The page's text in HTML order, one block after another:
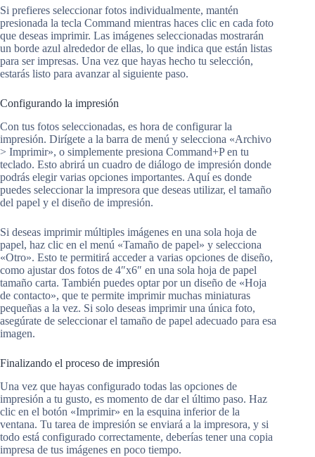
Si prefieres seleccionar fotos individualmente, mantén
presionada la tecla Command mientras haces clic en cada foto
que deseas imprimir. Las imágenes seleccionadas mostrarán
un borde azul alrededor de ellas, lo que indica que están listas
para ser impresas. Una vez que hayas hecho tu selección,
estarás listo para avanzar al siguiente paso.
Configurando la impresión
Con tus fotos seleccionadas, es hora de configurar la
impresión. Dirígete a la barra de menú y selecciona «Archivo
> Imprimir», o simplemente presiona Command+P en tu
teclado. Esto abrirá un cuadro de diálogo de impresión donde
podrás elegir varias opciones importantes. Aquí es donde
puedes seleccionar la impresora que deseas utilizar, el tamaño
del papel y el diseño de impresión.
Si deseas imprimir múltiples imágenes en una sola hoja de
papel, haz clic en el menú «Tamaño de papel» y selecciona
«Otro». Esto te permitirá acceder a varias opciones de diseño,
como ajustar dos fotos de 4″x6″ en una sola hoja de papel
tamaño carta. También puedes optar por un diseño de «Hoja
de contacto», que te permite imprimir muchas miniaturas
pequeñas a la vez. Si solo deseas imprimir una única foto,
asegúrate de seleccionar el tamaño de papel adecuado para esa
imagen.
Finalizando el proceso de impresión
Una vez que hayas configurado todas las opciones de
impresión a tu gusto, es momento de dar el último paso. Haz
clic en el botón «Imprimir» en la esquina inferior de la
ventana. Tu tarea de impresión se enviará a la impresora, y si
todo está configurado correctamente, deberías tener una copia
impresa de tus imágenes en poco tiempo.